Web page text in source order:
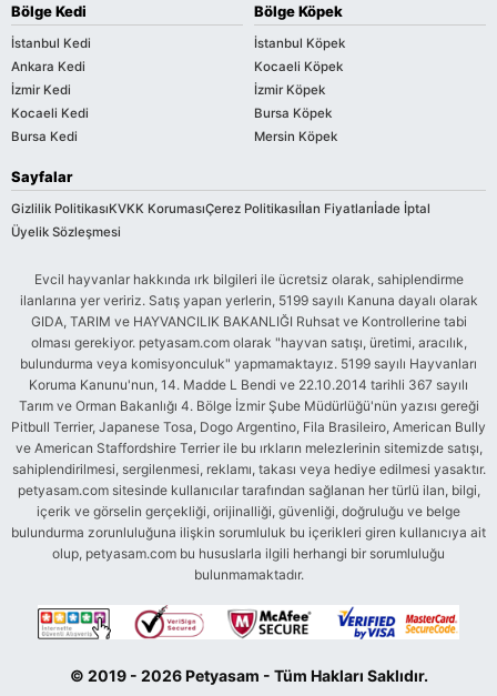
Bölge Kedi
İstanbul Kedi
Ankara Kedi
İzmir Kedi
Kocaeli Kedi
Bursa Kedi
Bölge Köpek
İstanbul Köpek
Kocaeli Köpek
İzmir Köpek
Bursa Köpek
Mersin Köpek
Sayfalar
Gizlilik PolitikasıKVKK KorumasıÇerez Politikasıİlan Fiyatlarıİade İptal
Üyelik Sözleşmesi
Evcil hayvanlar hakkında ırk bilgileri ile ücretsiz olarak, sahiplendirme
ilanlarına yer veririz. Satış yapan yerlerin, 5199 sayılı Kanuna dayalı olarak
GIDA, TARIM ve HAYVANCILIK BAKANLIĞI Ruhsat ve Kontrollerine tabi
olması gerekiyor. petyasam.com olarak "hayvan satışı, üretimi, aracılık,
bulundurma veya komisyonculuk" yapmamaktayız. 5199 sayılı Hayvanları
Koruma Kanunu'nun, 14. Madde L Bendi ve 22.10.2014 tarihli 367 sayılı
Tarım ve Orman Bakanlığı 4. Bölge İzmir Şube Müdürlüğü'nün yazısı gereği
Pitbull Terrier, Japanese Tosa, Dogo Argentino, Fila Brasileiro, American Bully
ve American Staffordshire Terrier ile bu ırkların melezlerinin sitemizde satışı,
sahiplendirilmesi, sergilenmesi, reklamı, takası veya hediye edilmesi yasaktır.
petyasam.com sitesinde kullanıcılar tarafından sağlanan her türlü ilan, bilgi,
içerik ve görselin gerçekliği, orijinalliği, güvenliği, doğruluğu ve belge
bulundurma zorunluluğuna ilişkin sorumluluk bu içerikleri giren kullanıcıya ait
olup, petyasam.com bu hususlarla ilgili herhangi bir sorumluluğu
bulunmamaktadır.
© 2019 - 2026 Petyasam - Tüm Hakları Saklıdır.